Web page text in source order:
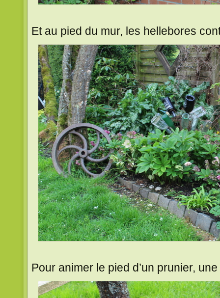
Et au pied du mur, les hellebores
Pour animer le pied d’un prunier,